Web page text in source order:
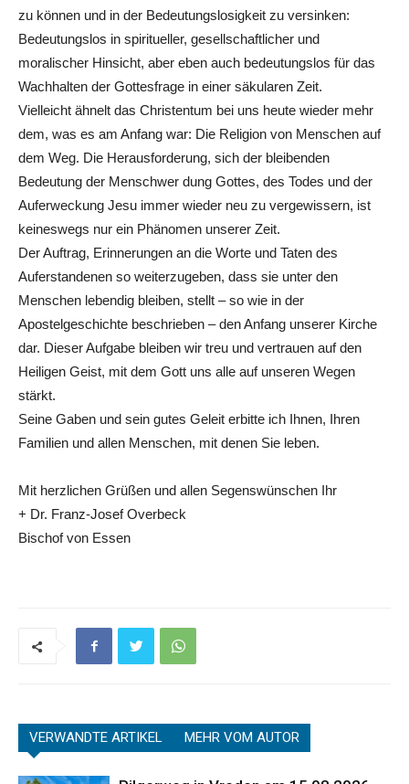
zu können und in der Bedeutungslosigkeit zu versinken:
Bedeutungslos in spiritueller, gesellschaftlicher und
moralischer Hinsicht, aber eben auch bedeutungslos für das
Wachhalten der Gottesfrage in einer säkularen Zeit.
Vielleicht ähnelt das Christentum bei uns heute wieder mehr
dem, was es am Anfang war: Die Religion von Menschen auf
dem Weg. Die Herausforderung, sich der bleibenden
Bedeutung der Menschwer dung Gottes, des Todes und der
Auferweckung Jesu immer wieder neu zu vergewissern, ist
keineswegs nur ein Phänomen unserer Zeit.
Der Auftrag, Erinnerungen an die Worte und Taten des
Auferstandenen so weiterzugeben, dass sie unter den
Menschen lebendig bleiben, stellt – so wie in der
Apostelgeschichte beschrieben – den Anfang unserer Kirche
dar. Dieser Aufgabe bleiben wir treu und vertrauen auf den
Heiligen Geist, mit dem Gott uns alle auf unseren Wegen
stärkt.
Seine Gaben und sein gutes Geleit erbitte ich Ihnen, Ihren
Familien und allen Menschen, mit denen Sie leben.
Mit herzlichen Grüßen und allen Segenswünschen Ihr
+ Dr. Franz-Josef Overbeck
Bischof von Essen
VERWANDTE ARTIKEL MEHR VOM AUTOR